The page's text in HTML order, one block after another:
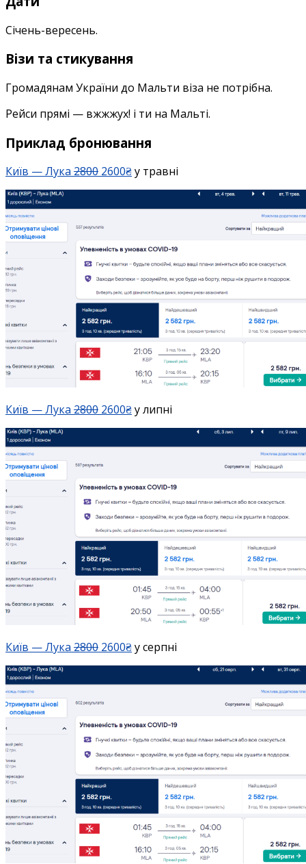
вересні
Січень-вересень.
Візи та стикування
Громадянам України до Мальти віза не потрібна.
Рейси прямі — вжжжух! і ти на Мальті.
Приклад бронювання
Київ — Лука 2800 2600₴у травні
Київ — Лука 2800 2600₴у липні
Київ — Лука 2800 2600₴у серпні